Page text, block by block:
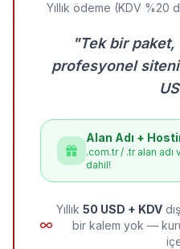
Yıllık ödeme (KDV %20
"Tek bir
profesyonel
Alan Adı +
.com.tr / .tr alan adı
dahil!
Yıllık 50 USD + KDV
bir kalem yok —